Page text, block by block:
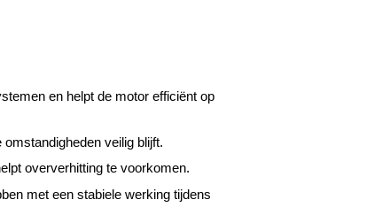
en helpt de motor efficiënt op
veilig blijft.
oververhitting te voorkomen.
met een stabiele werking tijdens